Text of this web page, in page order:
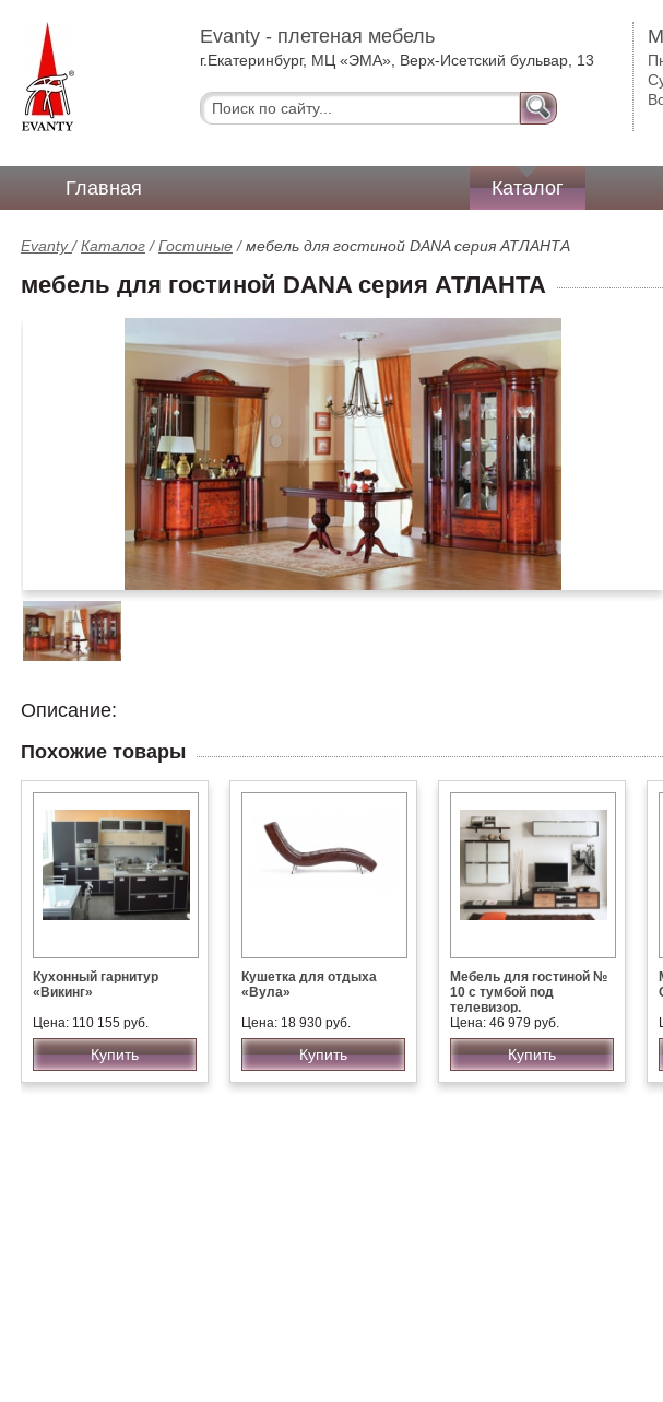
Evanty - плетеная мебель
г.Екатеринбург, МЦ «ЭМА», Верх-Исетский бульвар, 13
Главная Каталог
Evanty/Каталог /Гостиные /мебель для гостиной DANA серия АТЛАНТА
мебель для гостиной DANA серия АТЛАНТА
Описание:
Похожие товары
Кухонный гарнитур
«Викинг»
Цена: 110 155 руб.
Купить
Кушетка для отдыха
«Вула»
Цена: 18 930 руб.
Купить
Мебель для гостиной №
10 с тумбой под
телевизор.
Цена: 46 979 руб.
Купить